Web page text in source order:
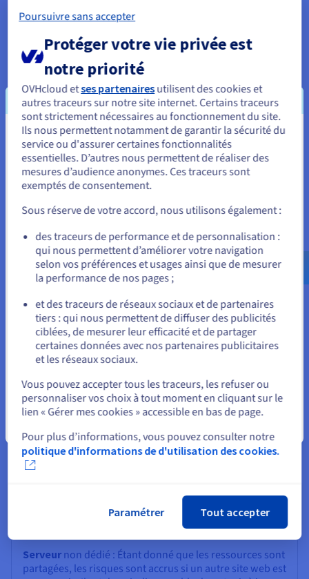
Coût
Serveur dédié Il s’agit d’un investissement initial plus
important qui nécessite une maintenance continue, mais
vous bénéficiez en retour d’une efficacité, d’une sécurité
et d’une flexibilité de premier ordre. Vous pouvez
également compter sur cette technologie lorsque les
charges de travail changent, ce qui vous permet
d'évoluer sans atteindre les limites de l'infrastructure.
Serveurnon dédié : Beaucoup plus abordable, ce qui en
fait un choix solide pour les projets à petite échelle ou les
entreprises qui surveillent leur budget. Certains
fournisseurs proposent des fonctionnalités essentielles
abordables et adaptées aux débutants, comme la gestion
de domaine, les services de messagerie et les
les sites professionnels légers et tous ceux qui
démarrent.
Sécurité
Serveur dédié Avec votre propre environnement isolé,
vous bénéficiez d'une sécurité renforcée et d'un risque
moindre de problèmes causés par d'autres. Cette
solution est idéale pour gérer des données sensibles ou
des besoins de conformité stricts. Certains fournisseurs
plus avancées, comme une protection anti-DDoS et des
pare-feu robustes, en particulier pour les clients qui ont
besoin d’une protection supérieure.
Serveur non dédié : Étant donné que les ressources sont
partagées, les risques sont accrus si un autre site web est
Vous semblez être localisé en États-
Unis.
Pour commander, rendez-vous sur le site de votre pays (États-
Allez sur le site États-Unis
us.ovhcloud.com/
Anglais USD - $
ou
Rester sur le site actuel
Sélectionner un autre site web
Poursuivre sans accepter
Protéger votre vie privée est
notre priorité
OVHcloud etses partenairesutilisent des cookies et
autres traceurs sur notre site internet. Certains traceurs
sont strictement nécessaires au fonctionnement du site.
Ils nous permettent notamment de garantir la sécurité du
service ou d'assurer certaines fonctionnalités
essentielles. D’autres nous permettent de réaliser des
mesures d’audience anonymes. Ces traceurs sont
exemptés de consentement.
Sous réserve de votre accord, nous utilisons également :
des traceurs de performance et de personnalisation :
qui nous permettent d’améliorer votre navigation
selon vos préférences et usages ainsi que de mesurer
la performance de nos pages ;
et des traceurs de réseaux sociaux et de partenaires
tiers : qui nous permettent de diffuser des publicités
ciblées, de mesurer leur efficacité et de partager
certaines données avec nos partenaires publicitaires
et les réseaux sociaux.
Vous pouvez accepter tous les traceurs, les refuser ou
personnaliser vos choix à tout moment en cliquant sur le
lien « Gérer mes cookies » accessible en bas de page.
Pour plus d’informations, vous pouvez consulter notre
politique d'informations de d'utilisation des cookies.
Paramétrer Tout accepter